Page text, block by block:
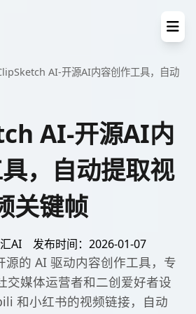
AI-开源AI内容创作工具，自动
AI-开源AI内
，自动提取视
关键帧
AI 发布时间：2026-01-07
源的 AI 驱动内容创作工具，专
交媒体运营者和二创爱好者设
和小红书的视频链接，自动